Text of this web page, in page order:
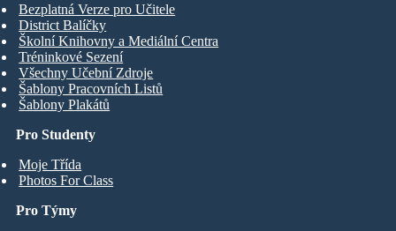
Pro Studenty
Moje Třída
Photos For Class
Bezplatná Verze pro Učitele
District Balíčky
Školní Knihovny a Mediální Centra
Tréninkové Sezení
Všechny Učební Zdroje
Šablony Pracovních Listů
Šablony Plakátů
Pro Týmy